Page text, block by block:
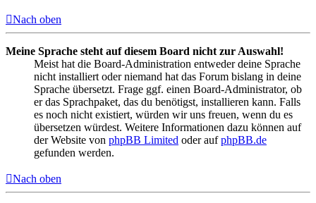
Nach oben
Meine Sprache steht auf diesem Board nicht zur Auswahl!
Meist hat die Board-Administration entweder deine Sprache
nicht installiert oder niemand hat das Forum bislang in deine
Sprache übersetzt. Frage ggf. einen Board-Administrator, ob
er das Sprachpaket, das du benötigst, installieren kann. Falls
es noch nicht existiert, würden wir uns freuen, wenn du es
übersetzen würdest. Weitere Informationen dazu können auf
der Website von phpBB Limited oder aufphpBB.de
gefunden werden.
Nach oben